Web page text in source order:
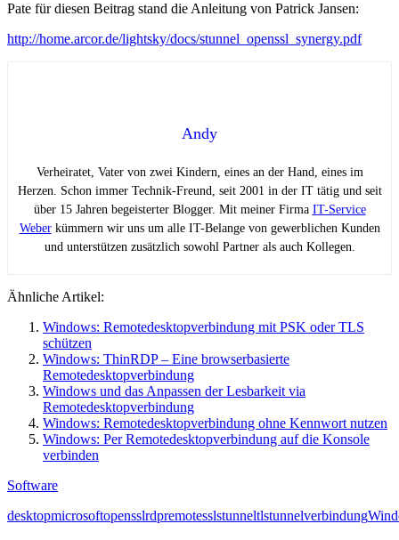
Pate für diesen Beitrag stand die Anleitung von Patrick Jansen:
http://home.arcor.de/lightsky/docs/stunnel_openssl_synergy.pdf
Andy
Verheiratet, Vater von zwei Kindern, eines an der Hand, eines im
Herzen. Schon immer Technik-Freund, seit 2001 in der IT tätig und seit
über 15 Jahren begeisterter Blogger. Mit meiner Firma IT-Service
Weberkümmern wir uns um alle IT-Belange von gewerblichen Kunden
und unterstützen zusätzlich sowohl Partner als auch Kollegen.
Ähnliche Artikel:
Windows: Remotedesktopverbindung mit PSK oder TLS
schützen
Windows: ThinRDP – Eine browserbasierte
Remotedesktopverbindung
Windows und das Anpassen der Lesbarkeit via
Remotedesktopverbindung
Windows: Remotedesktopverbindung ohne Kennwort nutzen
Windows: Per Remotedesktopverbindung auf die Konsole
verbinden
Software
desktopmicrosoftopensslrdpremotesslstunneltlstunnelverbindung